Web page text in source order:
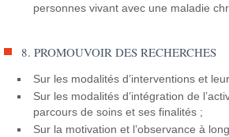
personnes vivant avec une maladie
8. PROMOUVOIR DES RECHERCHES
Sur les modalités d’interventions et
Sur les modalités d’intégration de
parcours de soins et ses finalités ;
Sur la motivation et l’observance à